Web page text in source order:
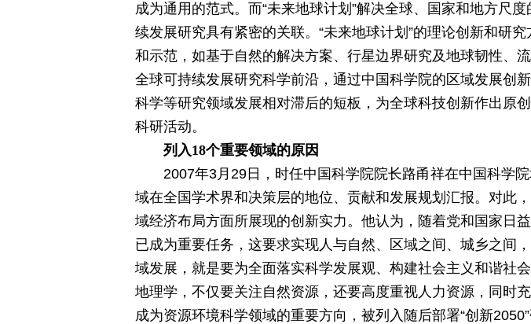
成为通用的范式。而“未来地球计划”解决全球、国家和地方尺
续发展研究具有紧密的关联。“未来地球计划”的理论创新和研
和示范，如基于自然的解决方案、行星边界研究及地球韧性、
全球可持续发展研究科学前沿，通过中国科学院的区域发展创
科学等研究领域发展相对滞后的短板，为全球科技创新作出原
科研活动。
列入18个重要领域的原因
2007年3月29日，时任中国科学院院长路甬祥在中国科学
域在全国学术界和决策层的地位、贡献和发展规划汇报。对此
域经济布局方面所展现的创新实力。他认为，随着党和国家日
已成为重要任务，这要求实现人与自然、区域之间、城乡之间
域发展，就是要为全面落实科学发展观、构建社会主义和谐社
地理学，不仅要关注自然资源，还要高度重视人力资源，同时
成为资源环境科学领域的重要方向，被列入随后部署“创新